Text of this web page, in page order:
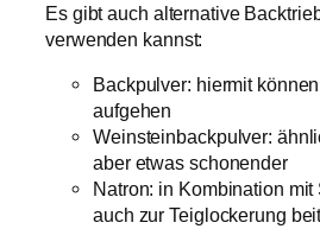
Es gibt auch alternative
verwenden kannst:
Backpulver: hiermit
aufgehen
Weinsteinbackpulver:
aber etwas schonender
Natron: in Kombination
auch zur Teiglockerung